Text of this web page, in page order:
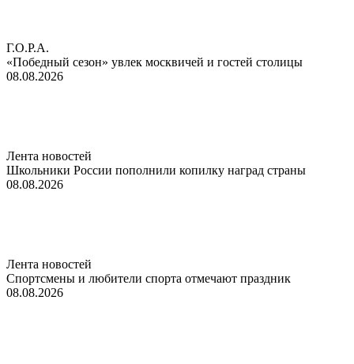
Г.О.Р.А.
«Победный сезон» увлек москвичей и гостей столицы
08.08.2026
Лента новостей
Школьники России пополнили копилку наград страны
08.08.2026
Лента новостей
Спортсмены и любители спорта отмечают праздник
08.08.2026